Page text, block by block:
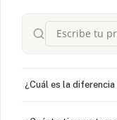
¿Cuál es la